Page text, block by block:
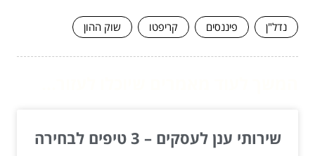
נדל"ן פיננסים קריפטו שוק ההון
שירותי ענן לעסקים – 3 טיפים לבחירה